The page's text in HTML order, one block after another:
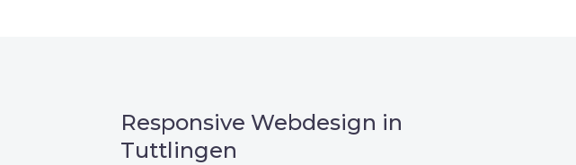
Responsive Webdesign in
Tuttlingen